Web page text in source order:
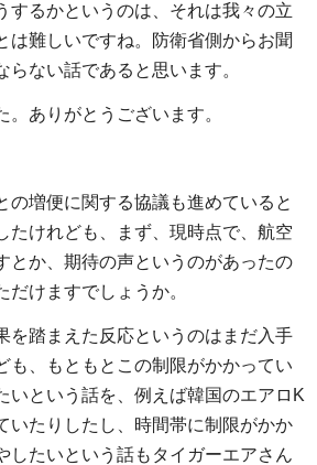
するかというのは、それは我々の立
は難しいですね。防衛省側からお聞
らない話であると思います。
。ありがとうございます。
増便に関する協議も進めていると
たけれども、まず、現時点で、航空
とか、期待の声というのがあったの
けますでしょうか。
を踏まえた反応というのはまだ入手
も、もともとこの制限がかかってい
いという話を、例えば韓国のエアロK
いたりしたし、時間帯に制限がかか
したいという話もタイガーエアさん